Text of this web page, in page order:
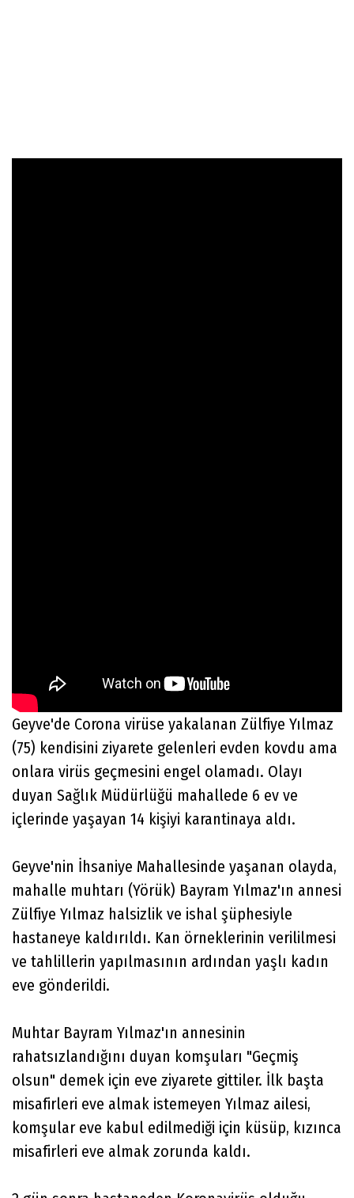
Geyve'de Corona virüse yakalanan Zülfiye Yılmaz
(75) kendisini ziyarete gelenleri evden kovdu ama
onlara virüs geçmesini engel olamadı. Olayı
duyan Sağlık Müdürlüğü mahallede 6 ev ve
içlerinde yaşayan 14 kişiyi karantinaya aldı.
Geyve'nin İhsaniye Mahallesinde yaşanan olayda,
mahalle muhtarı (Yörük) Bayram Yılmaz'ın annesi
Zülfiye Yılmaz halsizlik ve ishal şüphesiyle
hastaneye kaldırıldı. Kan örneklerinin verililmesi
ve tahlillerin yapılmasının ardından yaşlı kadın
eve gönderildi.
Muhtar Bayram Yılmaz'ın annesinin
rahatsızlandığını duyan komşuları "Geçmiş
olsun" demek için eve ziyarete gittiler. İlk başta
misafirleri eve almak istemeyen Yılmaz ailesi,
komşular eve kabul edilmediği için küsüp, kızınca
misafirleri eve almak zorunda kaldı.